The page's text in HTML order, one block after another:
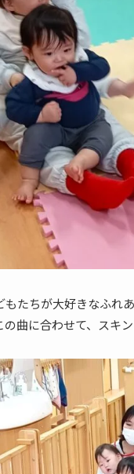
もたちが大好きなふれ
曲に合わせて、スキ